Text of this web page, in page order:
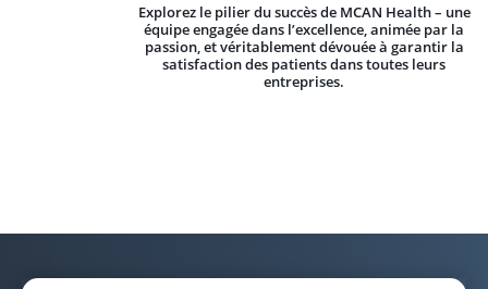
Explorez le pilier du succès de MCAN Health – une
équipe engagée dans l’excellence, animée par la
passion, et véritablement dévouée à garantir la
satisfaction des patients dans toutes leurs
entreprises.